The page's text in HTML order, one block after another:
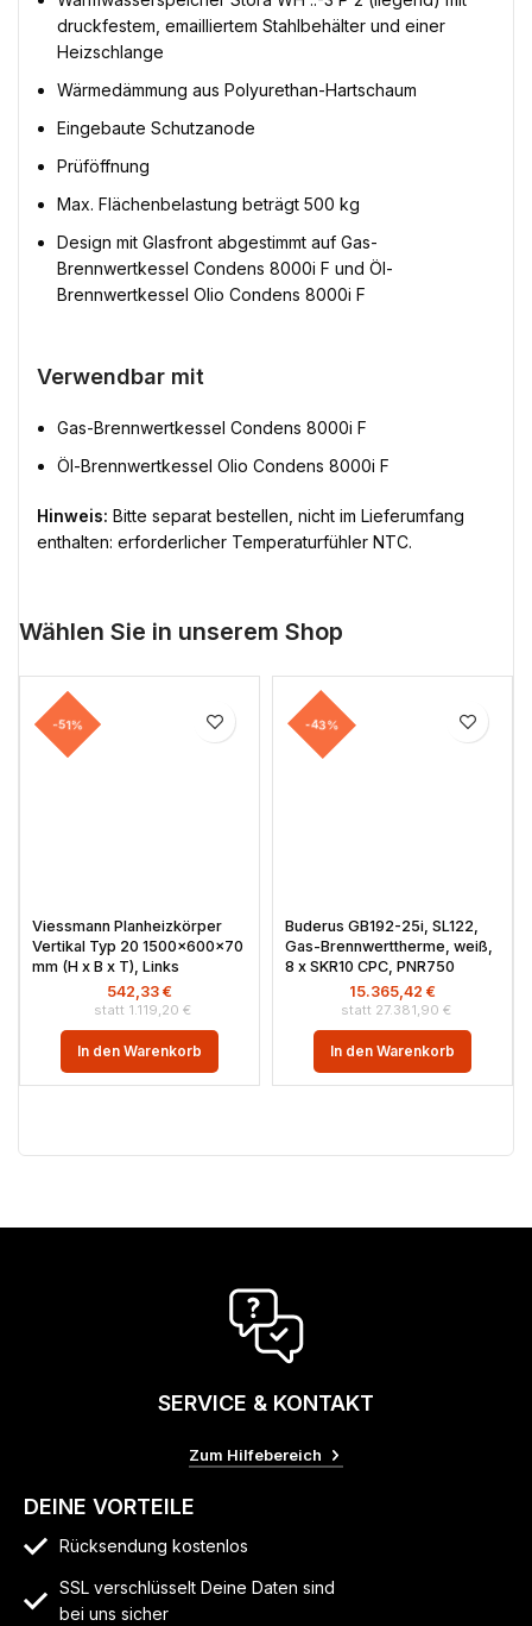
druckfestem, emailliertem Stahlbehälter und einer
Heizschlange
Wärmedämmung aus Polyurethan-Hartschaum
Eingebaute Schutzanode
Prüföffnung
Max. Flächenbelastung beträgt 500 kg
Design mit Glasfront abgestimmt auf Gas-
Brennwertkessel Condens 8000i F und Öl-
Brennwertkessel Olio Condens 8000i F
Verwendbar mit
Gas-Brennwertkessel Condens 8000i F
Öl-Brennwertkessel Olio Condens 8000i F
Hinweis: Bitte separat bestellen, nicht im Lieferumfang
enthalten: erforderlicher Temperaturfühler NTC.
Wählen Sie in unserem Shop
-51%
Viessmann Planheizkörper
Vertikal Typ 20 1500x600x70
mm (H x B x T), Links
1.119,20 €
542,33 €
In den Warenkorb
-43%
Buderus GB192-25i, SL122,
Gas-Brennwerttherme, weiß,
8 x SKR10 CPC, PNR750
27.381,90 €
15.365,42 €
In den Warenkorb
SERVICE & KONTAKT
Zum Hilfebereich
DEINE VORTEILE
Rücksendung kostenlos
SSL verschlüsselt Deine Daten sind
bei uns sicher